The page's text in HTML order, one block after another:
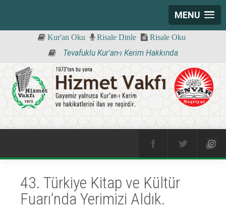
MENU
Kur'an Oku Risale Dinle Risale Oku
Tevafuklu Kur'an-ı Kerim Hakkında
43. Türkiye Kitap ve Kültür
Fuarı’nda Yerimizi Aldık.